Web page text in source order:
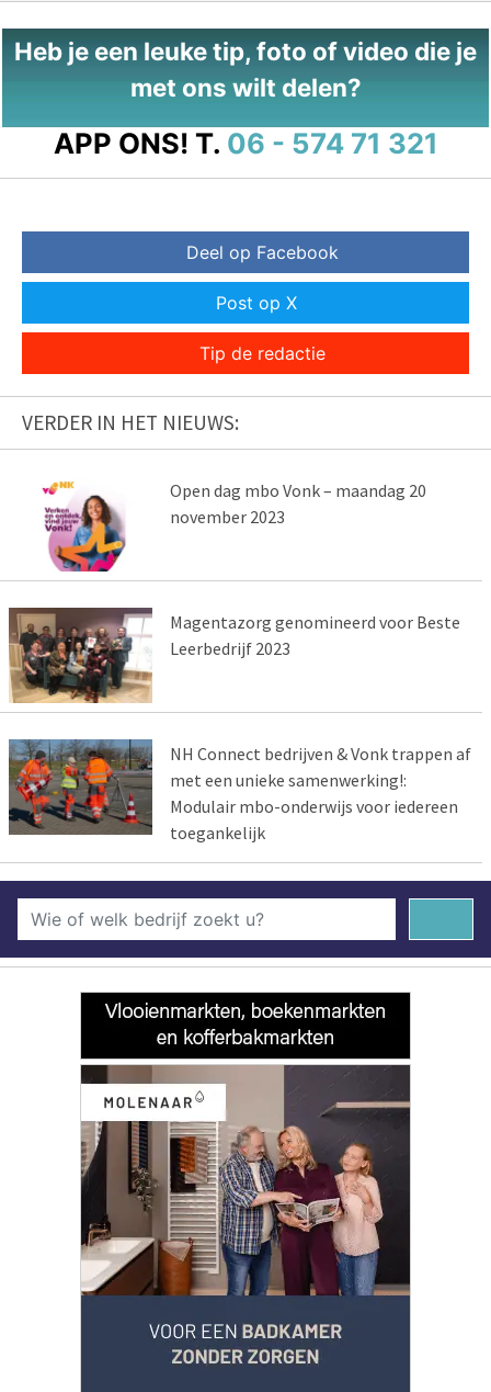
Heb je een leuke tip, foto of video die je
met ons wilt delen?
APP ONS! T. 06 - 574 71 321
Deel op Facebook
Post op X
Tip de redactie
VERDER IN HET NIEUWS:
Open dag mbo Vonk – maandag 20
november 2023
Magentazorg genomineerd voor Beste
Leerbedrijf 2023
NH Connect bedrijven & Vonk trappen af
met een unieke samenwerking!:
Modulair mbo-onderwijs voor iedereen
toegankelijk